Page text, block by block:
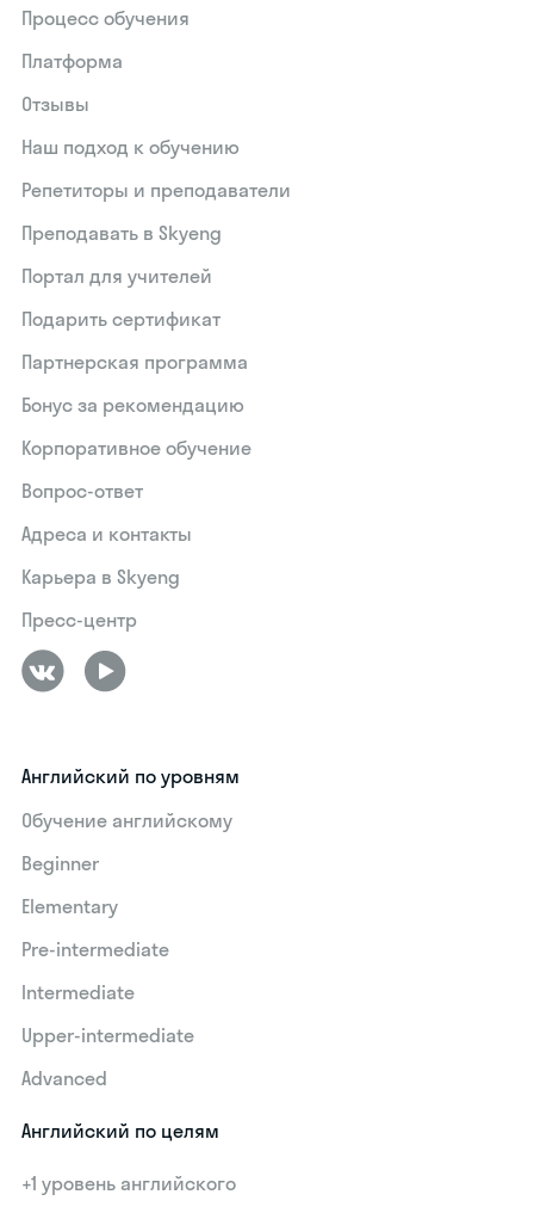
Процесс обучения
Платформа
Отзывы
Наш подход к обучению
Репетиторы и преподаватели
Преподавать в Skyeng
Портал для учителей
Подарить сертификат
Партнерская программа
Бонус за рекомендацию
Корпоративное обучение
Вопрос-ответ
Адреса и контакты
Карьера в Skyeng
Пресс-центр
Английский по уровням
Обучение английскому
Beginner
Elementary
Pre-intermediate
Intermediate
Upper-intermediate
Advanced
Английский по целям
+1 уровень английского